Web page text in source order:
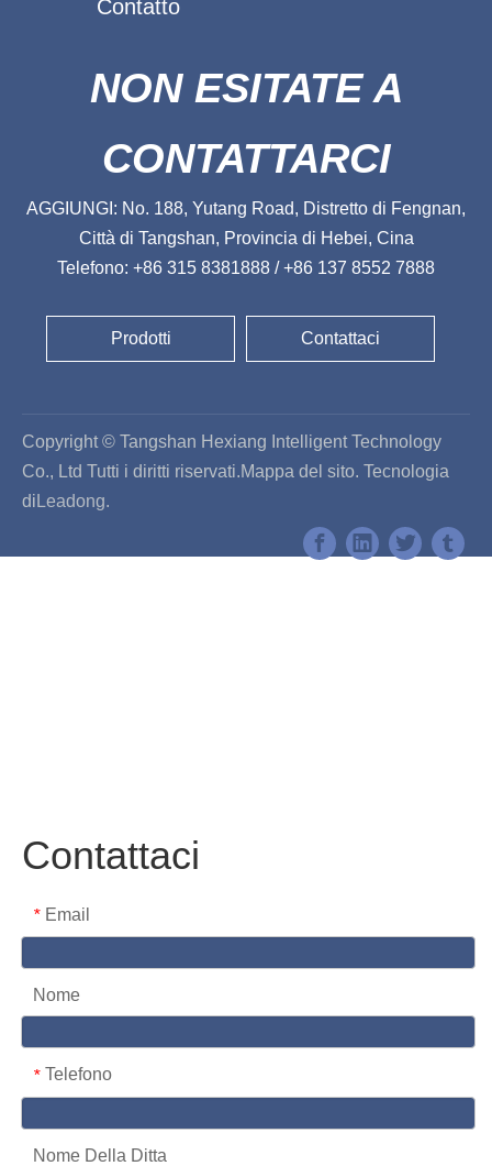
Contatto
NON ESITATE A
CONTATTARCI
AGGIUNGI: No. 188, Yutang Road, Distretto di Fengnan,
Città di Tangshan, Provincia di Hebei, Cina
Telefono: +86 315 8381888 / +86 137 8552 7888
Prodotti Contattaci
Copyright © Tangshan Hexiang Intelligent Technology
Co., Ltd Tutti i diritti riservati.Mappa del sito. Tecnologia
di Leadong.
Contattaci
* Email
Nome
* Telefono
Nome Della Ditta